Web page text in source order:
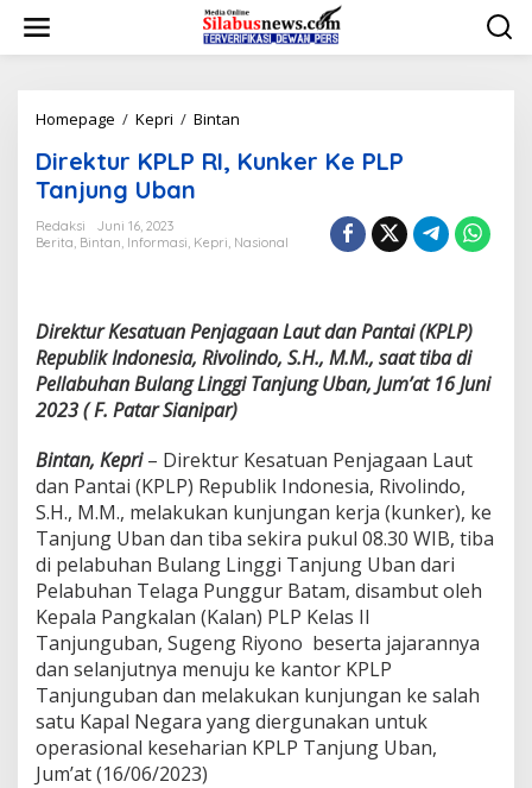
w
Homepage / Kepri / Bintan
r
u
L
P
R
I
u
n
k
e
r
K
e
P
L
P
T
a
n
j
u
Direktur KPLP RI, Kunker Ke PLP
Tanjung Uban
Redaksi
Juni 16, 2023
Berita, Bintan, Informasi, Kepri, Nasional
Direktur Kesatuan Penjagaan Laut dan Pantai (KPLP)
Republik Indonesia, Rivolindo, S.H., M.M., saat tiba di
Pellabuhan Bulang Linggi Tanjung Uban, Jum’at 16 Juni
2023 ( F. Patar Sianipar)
Bintan, Kepri– Direktur Kesatuan Penjagaan Laut
dan Pantai (KPLP) Republik Indonesia, Rivolindo,
S.H., M.M., melakukan kunjungan kerja (kunker), ke
Tanjung Uban dan tiba sekira pukul 08.30 WIB, tiba
di pelabuhan Bulang Linggi Tanjung Uban dari
Pelabuhan Telaga Punggur Batam, disambut oleh
Kepala Pangkalan (Kalan) PLP Kelas II
Tanjunguban, Sugeng Riyono beserta jajarannya
dan selanjutnya menuju ke kantor KPLP
Tanjunguban dan melakukan kunjungan ke salah
satu Kapal Negara yang diergunakan untuk
operasional keseharian KPLP Tanjung Uban,
Jum’at (16/06/2023)